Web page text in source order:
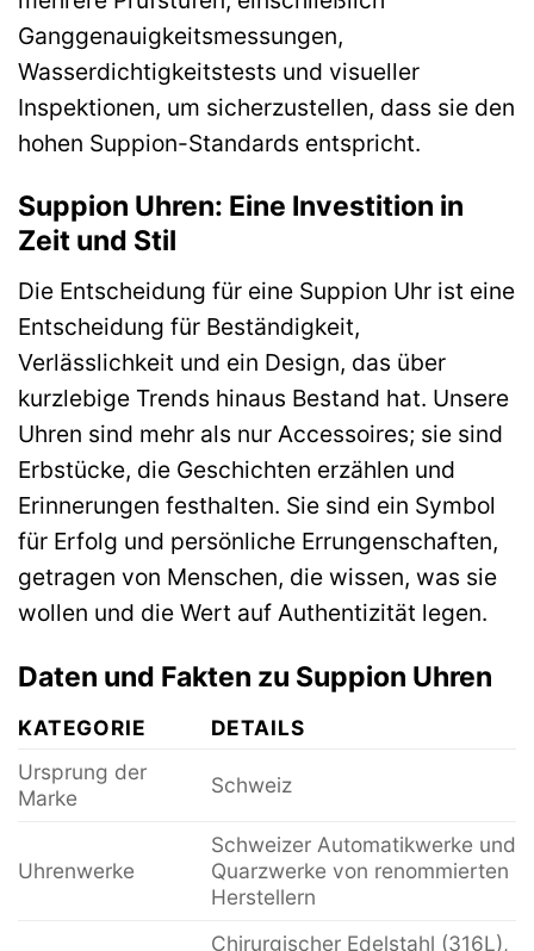
Ganggenauigkeitsmessungen,
Wasserdichtigkeitstests und visueller
Inspektionen, um sicherzustellen, dass sie den
hohen Suppion-Standards entspricht.
Suppion Uhren: Eine Investition in
Zeit und Stil
Die Entscheidung für eine Suppion Uhr ist eine
Entscheidung für Beständigkeit,
Verlässlichkeit und ein Design, das über
kurzlebige Trends hinaus Bestand hat. Unsere
Uhren sind mehr als nur Accessoires; sie sind
Erbstücke, die Geschichten erzählen und
Erinnerungen festhalten. Sie sind ein Symbol
für Erfolg und persönliche Errungenschaften,
getragen von Menschen, die wissen, was sie
wollen und die Wert auf Authentizität legen.
Daten und Fakten zu Suppion Uhren
KATEGORIE
DETAILS
Ursprung der
Marke
Schweiz
Uhrenwerke
Schweizer Automatikwerke und
Quarzwerke von renommierten
Herstellern
Chirurgischer Edelstahl (316L),